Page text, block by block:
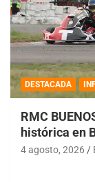
DESTACADA
RMC
histórica en
4 agosto, 2026